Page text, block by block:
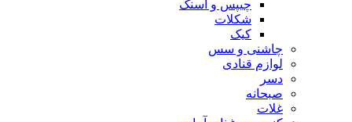
چیپس و اسنک
شکلات
کیک
چاشنی و سس
لوازم قنادی
دسر
صبحانه
غلات